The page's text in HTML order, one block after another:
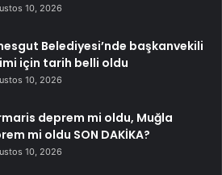
10, 2026
Belediyesi’nde başkanvekili
için tarih belli oldu
10, 2026
deprem mi oldu, Muğla
mi oldu SON DAKİKA?
10, 2026